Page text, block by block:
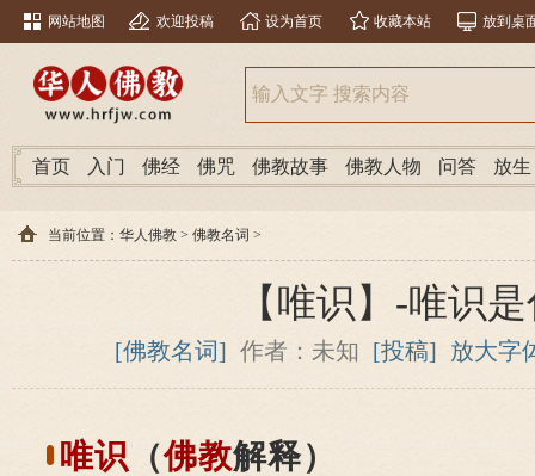
网站地图 欢迎投稿 设为首页 收藏本站 放到桌
首页 入门 佛经 佛咒 佛教故事 佛教人物 问答 放生
当前位置： 华人佛教 > 佛教名词 >
【唯识】-唯识
[佛教名词] 作者：未知 [投稿] 放大字
唯识 （佛教解释）